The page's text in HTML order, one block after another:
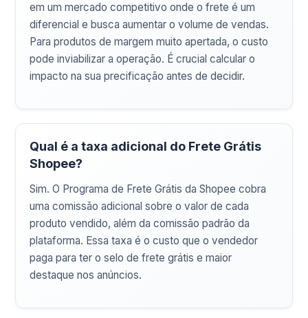
em um mercado competitivo onde o frete é um
diferencial e busca aumentar o volume de vendas.
Para produtos de margem muito apertada, o custo
pode inviabilizar a operação. É crucial calcular o
impacto na sua precificação antes de decidir.
Qual é a taxa adicional do Frete Grátis
Shopee?
Sim. O Programa de Frete Grátis da Shopee cobra
uma comissão adicional sobre o valor de cada
produto vendido, além da comissão padrão da
plataforma. Essa taxa é o custo que o vendedor
paga para ter o selo de frete grátis e maior
destaque nos anúncios.